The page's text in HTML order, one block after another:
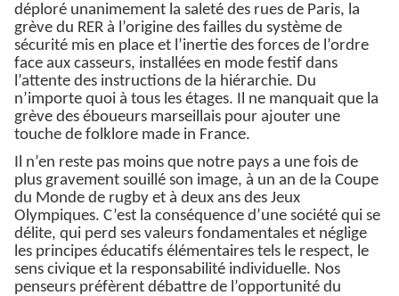
déploré unanimement la saleté des rues de Paris, la
grève du RER à l’origine des failles du système de
sécurité mis en place et l’inertie des forces de l’ordre
face aux casseurs, installées en mode festif dans
l’attente des instructions de la hiérarchie. Du
n’importe quoi à tous les étages. Il ne manquait que la
grève des éboueurs marseillais pour ajouter une
touche de folklore made in France.
Il n’en reste pas moins que notre pays a une fois de
plus gravement souillé son image, à un an de la Coupe
du Monde de rugby et à deux ans des Jeux
Olympiques. C’est la conséquence d’une société qui se
délite, qui perd ses valeurs fondamentales et néglige
les principes éducatifs élémentaires tels le respect, le
sens civique et la responsabilité individuelle. Nos
penseurs préfèrent débattre de l’opportunité du